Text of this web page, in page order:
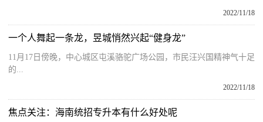
2022/11/18
一个人舞起一条龙，昱城悄然兴起“健身龙”
11月17日傍晚，中心城区屯溪骆驼广场公园，市民汪兴国精神气十足
的...
2022/11/18
焦点关注：海南统招专升本有什么好处呢